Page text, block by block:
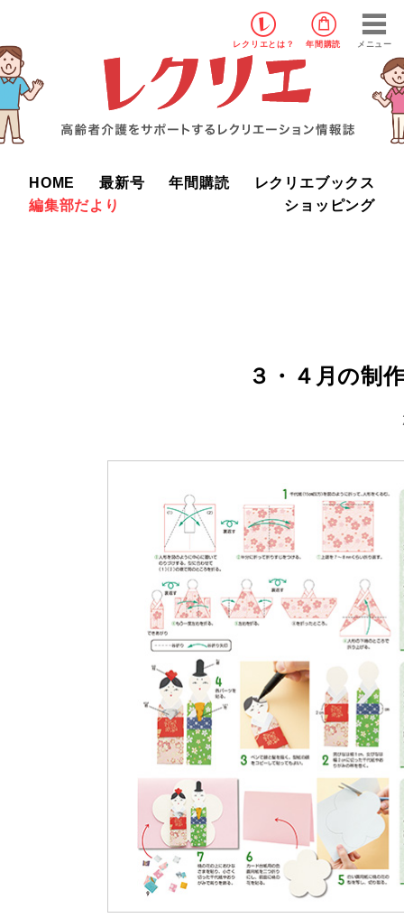
レクリエ とは？ 年間購読 メニュー
HOME 最新号 年間購読
レクリエブックス
編集部だより
ショッピング
３・４月の制